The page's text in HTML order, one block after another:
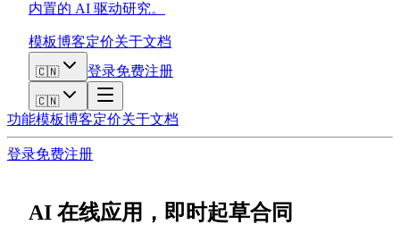
内置的 AI 驱动研究。
模板博客定价关于文档
🇨🇳 登录免费注册
🇨🇳
功能模板博客定价关于文档
登录免费注册
AI 在线应用，即时起草合同